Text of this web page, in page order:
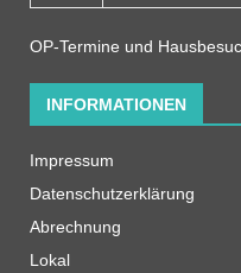
OP-Termine und
INFORMATIONEN
Impressum
Datenschutzerklärung
Abrechnung
Lokal